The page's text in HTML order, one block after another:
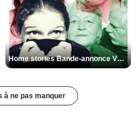
Home stories Bande-annonce VO STFR
à ne pas manquer